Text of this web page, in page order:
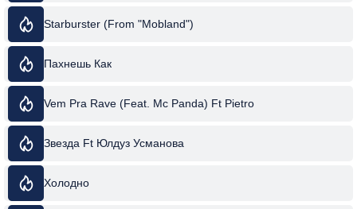
Starburster (From "Mobland")
Пахнешь Как
Vem Pra Rave (Feat. Mc Panda) Ft Pietro
Звезда Ft Юлдуз Усманова
Холодно